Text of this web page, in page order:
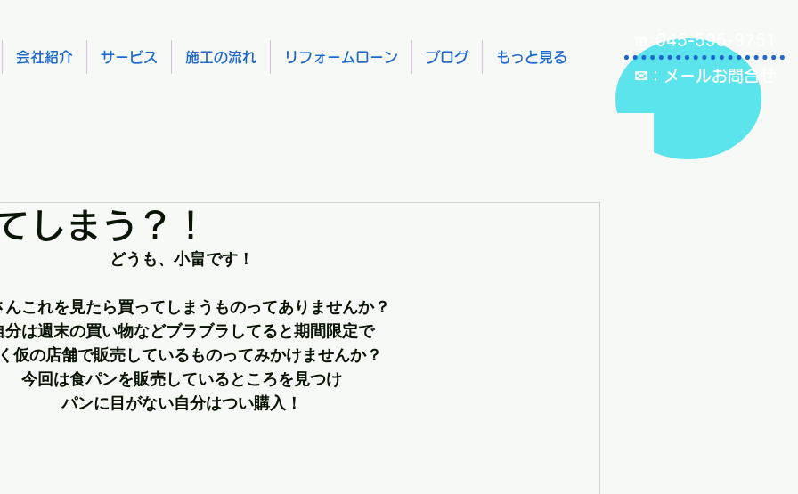
会社紹介 サービス 施工の流れ リフォームローン ブログ もっと見る
℡:045-595-9751
✉：メールお問合せ
しまう？！
どうも、小畠です！
んこれを見たら買ってしまうものってありませんか？
分は週末の買い物などブラブラしてると期間限定で
仮の店舗で販売しているものってみかけませんか？
今回は食パンを販売しているところを見つけ
パンに目がない自分はつい購入！